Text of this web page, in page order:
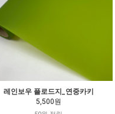
레인보우 플로드지_연중카키
5,500원